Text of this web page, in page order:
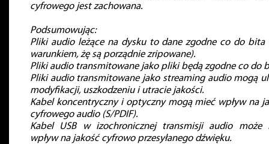
cyfrowego jest zachowana.
Podsumowując:
Pliki audio leżące na dysku to dane zgodne co do bita
warunkiem, żę są porządnie zripowane).
Pliki audio transmitowane jako pliki będą zgodne co do
Pliki audio transmitowane jako streaming audio mogą
modyfikacji, uszkodzeniu i utracie jakości.
Kabel koncentryczny i optyczny mogą mieć wpływ na
cyfrowego audio (S/PDIF).
Kabel USB w izochronicznej transmisji audio może
wpływ na jakość cyfrowo przesyłanego dźwięku.